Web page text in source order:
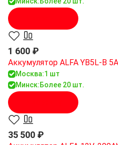
1 600 ₽
Аккумулятор ALFA YB5L-B
Москва:1 шт
Минск:Более 20 шт.
35 500 ₽